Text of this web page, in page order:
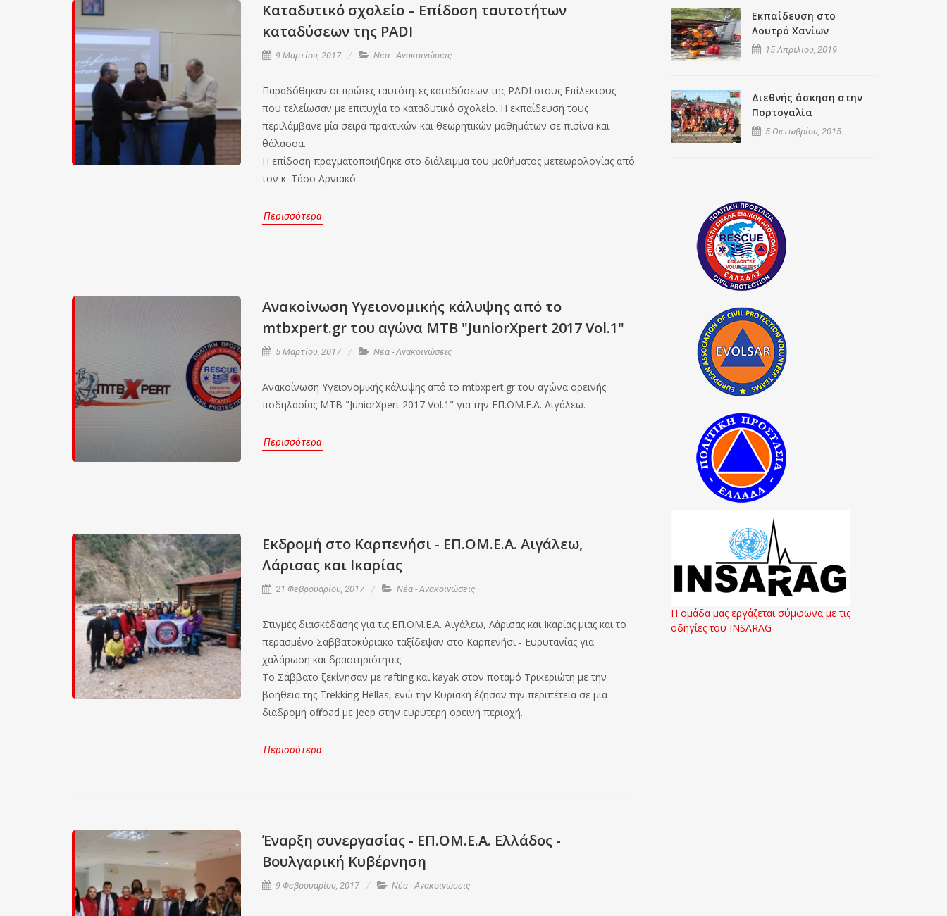
Καταδυτικό σχολείο – Επίδοση ταυτοτήτων
καταδύσεων της PADI
9 Μαρτίου, 2017 Νέα - Ανακοινώσεις
Παραδόθηκαν οι πρώτες ταυτότητες καταδύσεων της PADI στους Επίλεκτους
που τελείωσαν με επιτυχία το καταδυτικό σχολείο. Η εκπαίδευσή τους
περιλάμβανε μία σειρά πρακτικών και θεωρητικών μαθημάτων σε πισίνα και
θάλασσα.
Η επίδοση πραγματοποιήθηκε στο διάλειμμα του μαθήματος μετεωρολογίας από
τον κ. Τάσο Αρνιακό.
Περισσότερα
Ανακοίνωση Υγειονομικής κάλυψης από το
mtbxpert.gr του αγώνα ΜΤΒ "JuniorXpert 2017 Vol.1"
5 Μαρτίου, 2017 Νέα - Ανακοινώσεις
Ανακοίνωση Υγειονομικής κάλυψης από το mtbxpert.gr του αγώνα ορεινής
ποδηλασίας ΜΤΒ "JuniorXpert 2017 Vol.1" για την ΕΠ.ΟΜ.Ε.Α. Αιγάλεω.
Περισσότερα
Εκδρομή στο Καρπενήσι - ΕΠ.ΟΜ.Ε.Α. Αιγάλεω,
Λάρισας και Ικαρίας
21 Φεβρουαρίου, 2017 Νέα - Ανακοινώσεις
Στιγμές διασκέδασης για τις ΕΠ.ΟΜ.Ε.Α. Αιγάλεω, Λάρισας και Ικαρίας μιας και το
περασμένο Σαββατοκύριακο ταξίδεψαν στο Καρπενήσι - Ευρυτανίας για
χαλάρωση και δραστηριότητες.
Το Σάββατο ξεκίνησαν με rafting και kayak στον ποταμό Τρικεριώτη με την
βοήθεια της Trekking Hellas, ενώ την Κυριακή έζησαν την περιπέτεια σε μια
διαδρομή off road με jeep στην ευρύτερη ορεινή περιοχή.
Περισσότερα
Έναρξη συνεργασίας - ΕΠ.ΟΜ.Ε.Α. Ελλάδος -
Βουλγαρική Κυβέρνηση
9 Φεβρουαρίου, 2017 Νέα - Ανακοινώσεις
Εκπαίδευση στο
Λουτρό Χανίων
15 Απριλίου, 2019
Διεθνής άσκηση στην
Πορτογαλία
5 Οκτωβρίου, 2015
Η ομάδα μας εργάζεται σύμφωνα με τις
οδηγίες του INSARAG